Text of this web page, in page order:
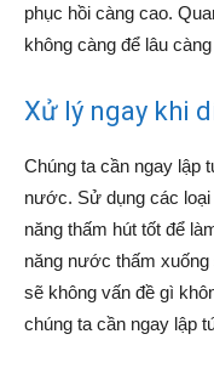
phục hồi càng cao.
không càng để lâu
Xử lý ngay khi
Chúng ta cần ngay lập
nước. Sử dụng các
năng thấm hút tốt để
năng nước thấm
sẽ không vấn đề gì
chúng ta cần ngay lập